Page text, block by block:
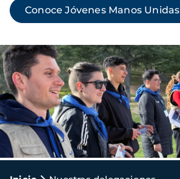
Imagen
Conoce Jóvenes Manos Unidas